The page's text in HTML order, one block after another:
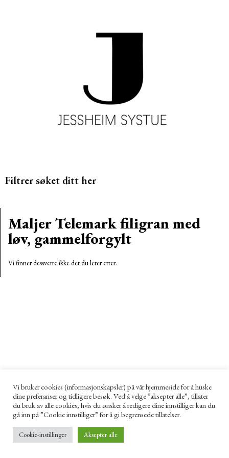
Filtrer søket ditt her
Maljer Telemark filigran med
løv, gammelforgylt
Vi finner dessverre ikke det du leter etter.
Vi bruker cookies (informasjonskapsler) på vår hjemmeside for å huske
dine preferanser og tidligere besøk. Ved å velge ”aksepter alle”, tillater
du bruk av alle cookies, hvis du ønsker å redigere dine innstilliger kan du
gå inn på ”Cookie innstilliger” for å gi begrensede tillatelser.
Cookie-instillinger Aksepter alle